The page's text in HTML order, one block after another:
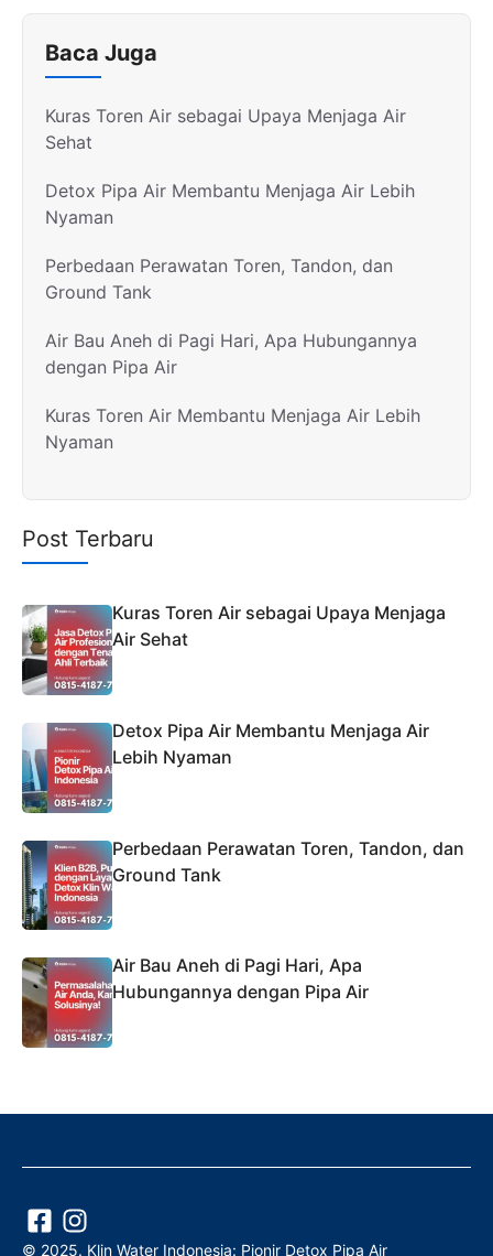
Baca Juga
Kuras Toren Air sebagai Upaya Menjaga Air
Sehat
Detox Pipa Air Membantu Menjaga Air Lebih
Nyaman
Perbedaan Perawatan Toren, Tandon, dan
Ground Tank
Air Bau Aneh di Pagi Hari, Apa Hubungannya
dengan Pipa Air
Kuras Toren Air Membantu Menjaga Air Lebih
Nyaman
Post Terbaru
Kuras Toren Air sebagai Upaya Menjaga
Air Sehat
Detox Pipa Air Membantu Menjaga Air
Lebih Nyaman
Perbedaan Perawatan Toren, Tandon, dan
Ground Tank
Air Bau Aneh di Pagi Hari, Apa
Hubungannya dengan Pipa Air
© 2025. Klin Water Indonesia: Pionir Detox Pipa Air